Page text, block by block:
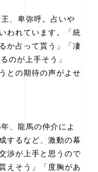
、卑弥呼。占いや
われています。「統
か占って貰う」「凄
のが上手そう」
との期待の声がよせ
、龍馬の仲介によ
するなど、激動の幕
渉が上手と思うので
えそう」「度胸があ